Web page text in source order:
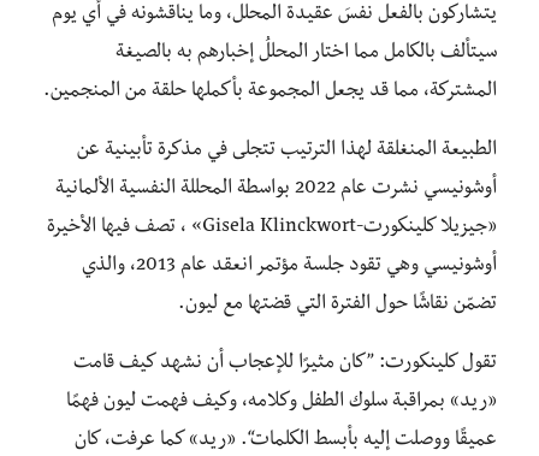
يتشاركون بالفعل نفسَ عقيدة المحلل، وما يناقشونه في أي يوم
سيتألف بالكامل مما اختار المحللُ إخبارهم به بالصيغة
المشتركة، مما قد يجعل المجموعة بأكملها حلقة من المنجمين.
الطبيعة المنغلقة لهذا الترتيب تتجلى في مذكرة تأبينية عن
أوشونيسي نشرت عام 2022 بواسطة المحللة النفسية الألمانية
«جيزيلا كلينكورت-Gisela Klinckwort» ، تصف فيها الأخيرة
أوشونيسي وهي تقود جلسة مؤتمر انعقد عام 2013، والذي
تضمّن نقاشًا حول الفترة التي قضتها مع ليون.
تقول كلينكورت: ”كان مثيرًا للإعجاب أن نشهد كيف قامت
«ريد» بمراقبة سلوك الطفل وكلامه، وكيف فهمت ليون فهمًا
عميقًا ووصلت إليه بأبسط الكلمات“. «ريد» كما عرفت، كان